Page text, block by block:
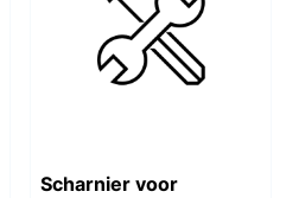
Scharnier voor